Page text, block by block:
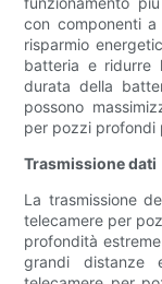
con componenti
risparmio
batteria e ridurre
durata della
possono
per pozzi profondi
Trasmissione dati
La trasmissione
telecamere per
profondità
grandi distanze